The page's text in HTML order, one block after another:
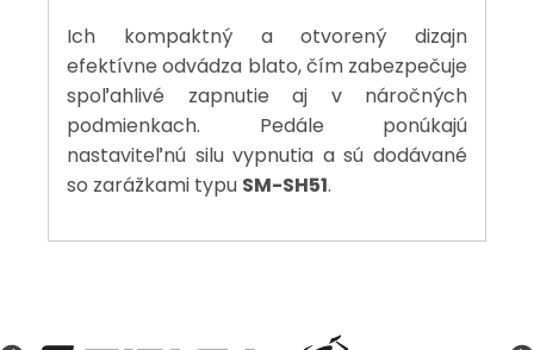
Ich kompaktný a otvorený dizajn
efektívne odvádza blato, čím zabezpečuje
spoľahlivé zapnutie aj v náročných
podmienkach. Pedále ponúkajú
nastaviteľnú silu vypnutia a sú dodávané
so zarážkami typu SM-SH51.